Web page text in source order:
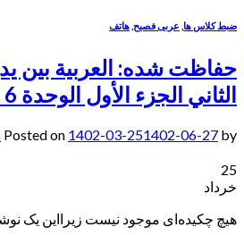
ضبط کلاس ها عربی فصیح هاتف
حفاظت شده: العربیة بین
الثاني الجزء الأول الوحدة 6 القسم الأول
Posted on 1402-03-251402-06-27 by
25
خرداد
هیچ چکیده‌ای موجود نیست زیرا‌این یک